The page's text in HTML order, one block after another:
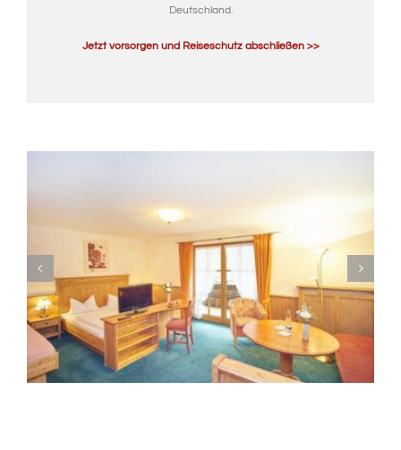
Deutschland.
Jetzt vorsorgen und Reiseschutz abschließen >>